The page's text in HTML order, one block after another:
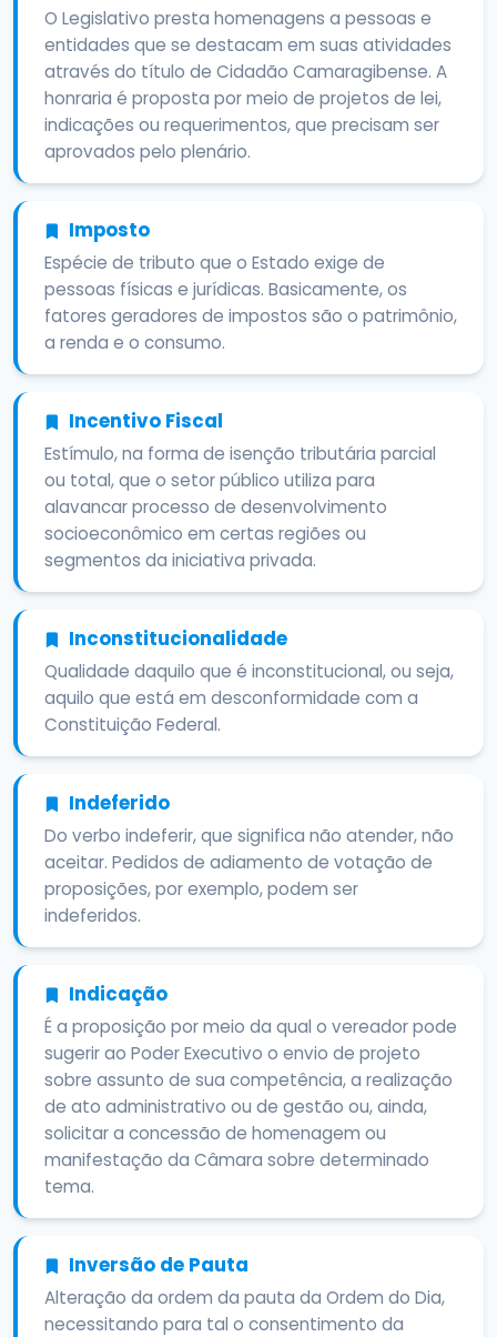
O Legislativo presta homenagens a pessoas e
entidades que se destacam em suas atividades
através do título de Cidadão Camaragibense. A
honraria é proposta por meio de projetos de lei,
indicações ou requerimentos, que precisam ser
aprovados pelo plenário.
Imposto
Espécie de tributo que o Estado exige de
pessoas físicas e jurídicas. Basicamente, os
fatores geradores de impostos são o patrimônio,
a renda e o consumo.
Incentivo Fiscal
Estímulo, na forma de isenção tributária parcial
ou total, que o setor público utiliza para
alavancar processo de desenvolvimento
socioeconômico em certas regiões ou
segmentos da iniciativa privada.
Inconstitucionalidade
Qualidade daquilo que é inconstitucional, ou seja,
aquilo que está em desconformidade com a
Constituição Federal.
Indeferido
Do verbo indeferir, que significa não atender, não
aceitar. Pedidos de adiamento de votação de
proposições, por exemplo, podem ser
indeferidos.
Indicação
É a proposição por meio da qual o vereador pode
sugerir ao Poder Executivo o envio de projeto
sobre assunto de sua competência, a realização
de ato administrativo ou de gestão ou, ainda,
solicitar a concessão de homenagem ou
manifestação da Câmara sobre determinado
tema.
Inversão de Pauta
Alteração da ordem da pauta da Ordem do Dia,
necessitando para tal o consentimento da